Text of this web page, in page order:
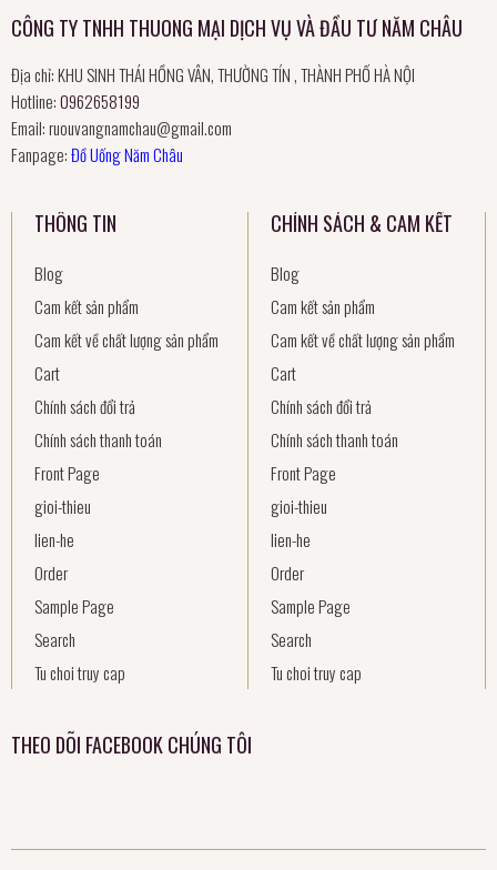
CÔNG TY TNHH THUONG MẠI DỊCH VỤ VÀ ĐẦU TƯ NĂM CHÂU
Địa chỉ: KHU SINH THÁI HỒNG VÂN, THƯỜNG TÍN , THÀNH PHỐ HÀ NỘI
Hotline:0962658199
Email:ruouvangnamchau@gmail.com
Fanpage:Đồ Uống Năm Châu
THÔNG TIN
Blog
Cam kết sản phẩm
Cam kết về chất lượng sản phẩm
Cart
Chính sách đổi trả
Chính sách thanh toán
Front Page
gioi-thieu
lien-he
Order
Sample Page
Search
Tu choi truy cap
CHÍNH SÁCH & CAM KẾT
Blog
Cam kết sản phẩm
Cam kết về chất lượng sản phẩm
Cart
Chính sách đổi trả
Chính sách thanh toán
Front Page
gioi-thieu
lien-he
Order
Sample Page
Search
Tu choi truy cap
THEO DÕI FACEBOOK CHÚNG TÔI